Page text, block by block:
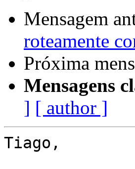
Mensagem
roteamente
Próxima
Mensagens
] [ author ]
Tiago,